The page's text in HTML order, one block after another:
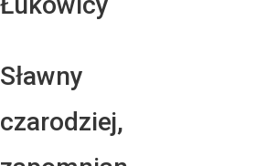
Sławny
czarodziej,